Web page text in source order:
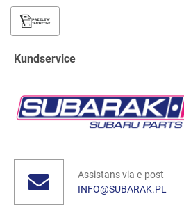
Kundservice
Assistans via e-post
INFO@SUBARAK.PL